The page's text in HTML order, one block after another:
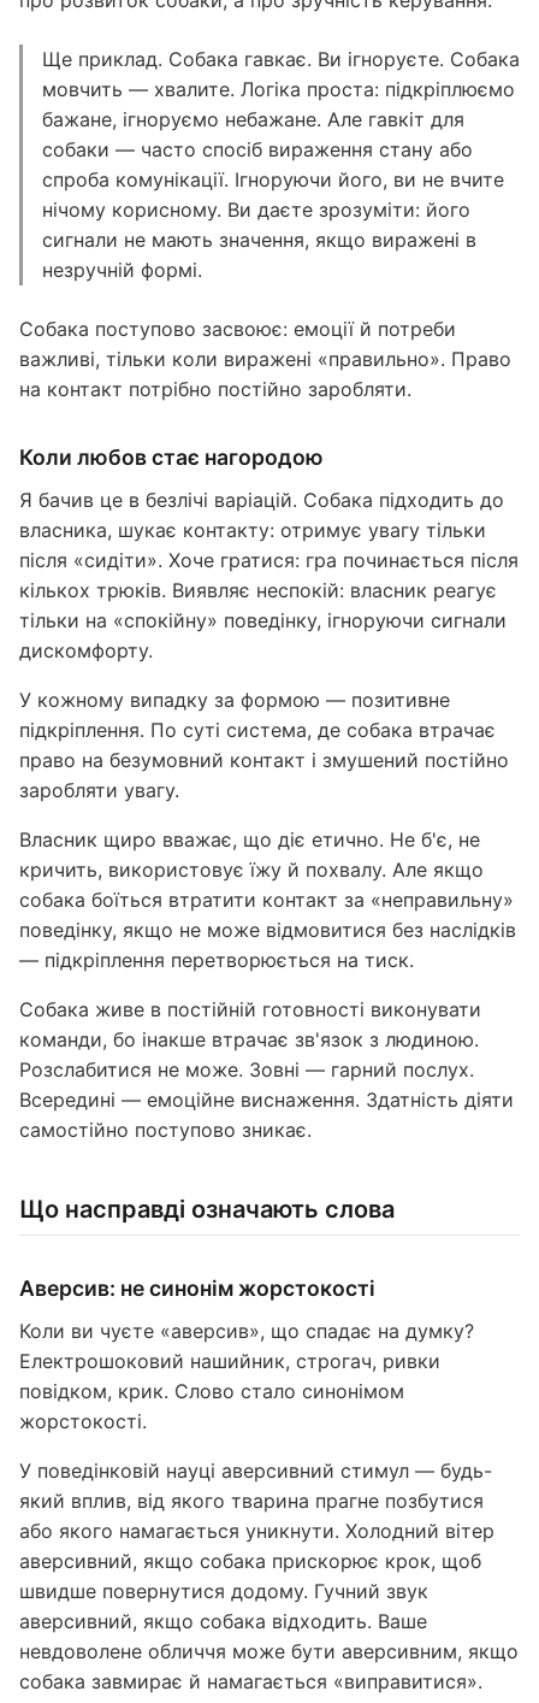
Ще приклад. Собака гавкає. Ви ігноруєте. Собака
мовчить — хвалите. Логіка проста: підкріплюємо
бажане, ігноруємо небажане. Але гавкіт для
собаки — часто спосіб вираження стану або
спроба комунікації. Ігноруючи його, ви не вчите
нічому корисному. Ви даєте зрозуміти: його
сигнали не мають значення, якщо виражені в
незручній формі.
Собака поступово засвоює: емоції й потреби
важливі, тільки коли виражені «правильно». Право
на контакт потрібно постійно заробляти.
Коли любов стає нагородою
Я бачив це в безлічі варіацій. Собака підходить до
власника, шукає контакту: отримує увагу тільки
після «сидіти». Хоче гратися: гра починається після
кількох трюків. Виявляє неспокій: власник реагує
тільки на «спокійну» поведінку, ігноруючи сигнали
дискомфорту.
У кожному випадку за формою — позитивне
підкріплення. По суті система, де собака втрачає
право на безумовний контакт і змушений постійно
заробляти увагу.
Власник щиро вважає, що діє етично. Не б'є, не
кричить, використовує їжу й похвалу. Але якщо
собака боїться втратити контакт за «неправильну»
поведінку, якщо не може відмовитися без наслідків
— підкріплення перетворюється на тиск.
Собака живе в постійній готовності виконувати
команди, бо інакше втрачає зв'язок з людиною.
Розслабитися не може. Зовні — гарний послух.
Всередині — емоційне виснаження. Здатність діяти
самостійно поступово зникає.
Що насправді означають слова
Аверсив: не синонім жорстокості
Коли ви чуєте «аверсив», що спадає на думку?
Електрошоковий нашийник, строгач, ривки
повідком, крик. Слово стало синонімом
жорстокості.
У поведінковій науці аверсивний стимул — будь-
який вплив, від якого тварина прагне позбутися
або якого намагається уникнути. Холодний вітер
аверсивний, якщо собака прискорює крок, щоб
швидше повернутися додому. Гучний звук
аверсивний, якщо собака відходить. Ваше
невдоволене обличчя може бути аверсивним, якщо
собака завмирає й намагається «виправитися».